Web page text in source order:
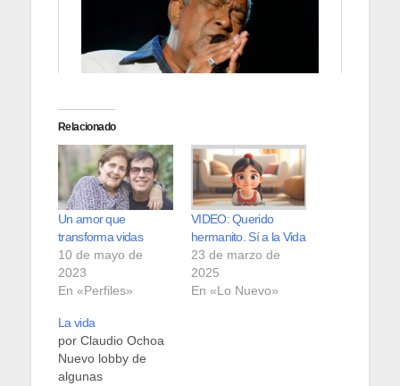
Relacionado
Un amor que
transforma vidas
10 de mayo de
2023
En «Perfiles»
VIDEO: Querido
hermanito. Sí a la Vida
23 de marzo de
2025
En «Lo Nuevo»
La vida
por Claudio Ochoa
Nuevo lobby de
algunas